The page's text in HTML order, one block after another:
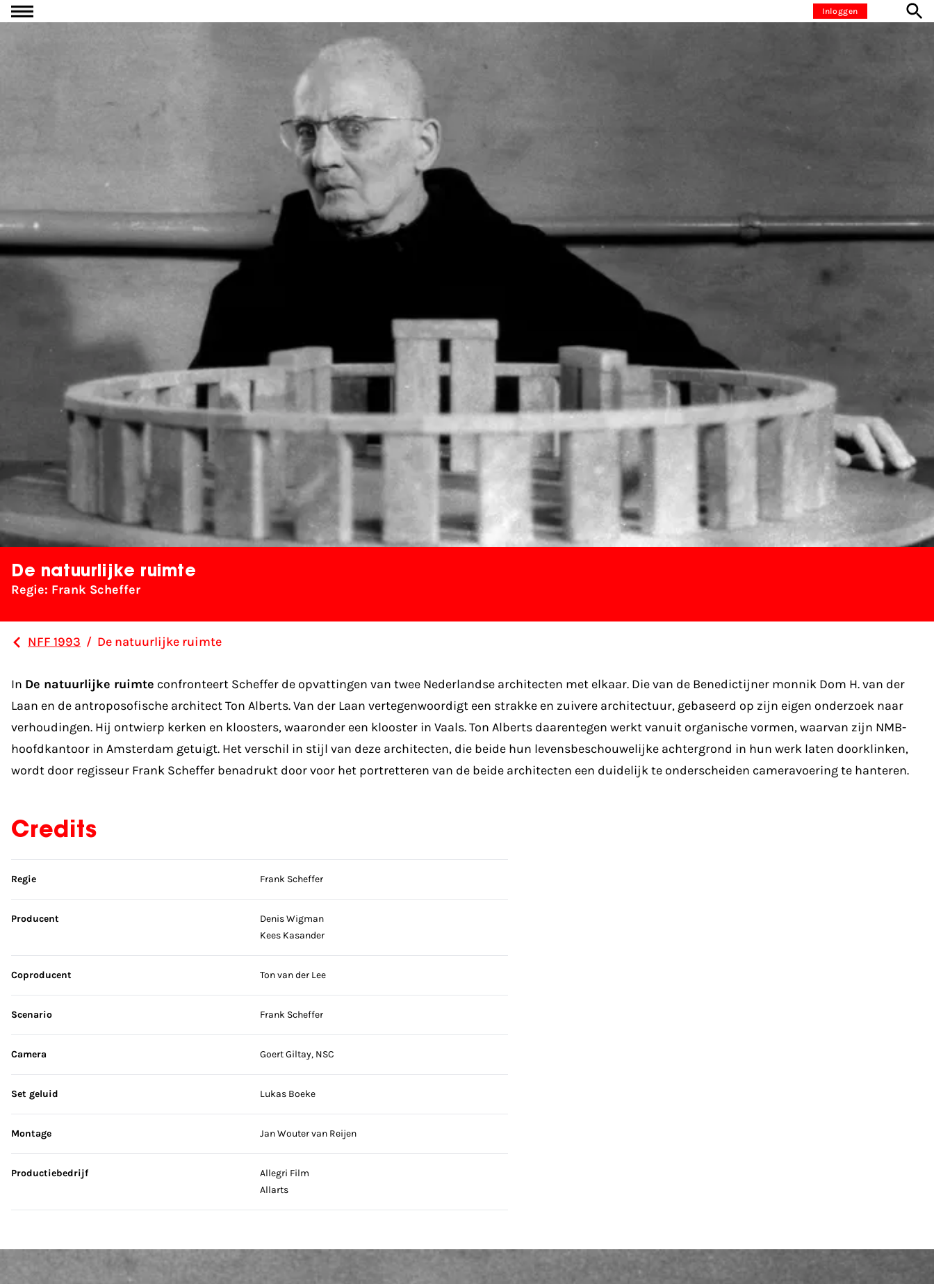
Ga naar inhoud Inloggen
De natuurlijke ruimte
Regie: Frank Scheffer
NFF 1993 / De natuurlijke ruimte
In De natuurlijke ruimte confronteert Scheffer de opvattingen van twee Nederlandse architecten met elkaar. Die van de Benedictijner monnik Dom H. van der
Laan en de antroposofische architect Ton Alberts. Van der Laan vertegenwoordigt een strakke en zuivere architectuur, gebaseerd op zijn eigen onderzoek naar
verhoudingen. Hij ontwierp kerken en kloosters, waaronder een klooster in Vaals. Ton Alberts daarentegen werkt vanuit organische vormen, waarvan zijn NMB-
hoofdkantoor in Amsterdam getuigt. Het verschil in stijl van deze architecten, die beide hun levensbeschouwelijke achtergrond in hun werk laten doorklinken,
wordt door regisseur Frank Scheffer benadrukt door voor het portretteren van de beide architecten een duidelijk te onderscheiden cameravoering te hanteren.
Credits
Sla credits over
Regie Frank Scheffer
Producent
Denis Wigman
Kees Kasander
Coproducent Ton van der Lee
Scenario Frank Scheffer
Camera Goert Giltay, NSC
Set geluid Lukas Boeke
Montage Jan Wouter van Reijen
Productiebedrijf
Allegri Film
Allarts